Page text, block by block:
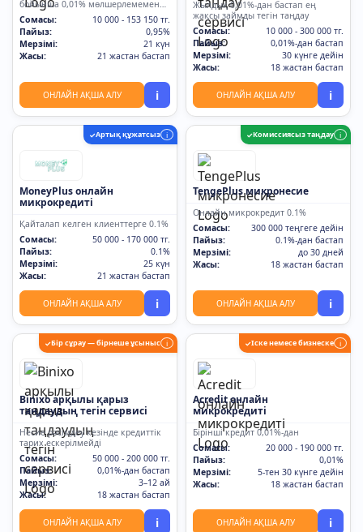
бойынша 0,01% мөлшерлемемен
займдар
Сомасы:
10 000 - 153 150 тг.
Пайыз:
0,95%
Мерзімі:
21 күн
Жасы:
21 жастан бастап
ОНЛАЙН АҚША АЛУ i
Жылдық 0,01%-дан бастап ең
жақсы займды тегін таңдау
Сомасы:
10 000 - 300 000 тг.
Пайыз:
0,01%-дан бастап
Мерзімі:
30 күнге дейін
Жасы:
18 жастан бастап
ОНЛАЙН АҚША АЛУ i
✓Артық құжатсыз i
MoneyPlus онлайн
микрокредиті
Қайталап келген клиенттерге 0.1%
Сомасы:
50 000 - 170 000 тг.
Пайыз:
0.1%
Мерзімі:
25 күн
Жасы:
21 жастан бастап
ОНЛАЙН АҚША АЛУ i
✓Комиссиясыз таңдау i
TengePlus микронесие
Онлайн микрокредит 0.1%
Сомасы:
300 000 теңгеге дейін
Пайыз:
0.1%-дан бастап
Мерзімі:
до 30 дней
Жасы:
18 жастан бастап
ОНЛАЙН АҚША АЛУ i
✓Бір сұрау — бірнеше ұсыныс i
Binixo арқылы қарыз
таңдаудың тегін сервисі
Несие рәсімдеу кезінде кредиттік
тарих ескерілмейді
Сомасы:
50 000 - 200 000 тг.
Пайыз:
0,01%-дан бастап
Мерзімі:
3–12 ай
Жасы:
18 жастан бастап
ОНЛАЙН АҚША АЛУ i
✓Іске немесе бизнеске i
Acredit онлайн
микрокредиті
Бірінші кредит 0,01%-дан
Сомасы:
20 000 - 190 000 тг.
Пайыз:
0,01%
Мерзімі:
5-тен 30 күнге дейін
Жасы:
18 жастан бастап
ОНЛАЙН АҚША АЛУ i